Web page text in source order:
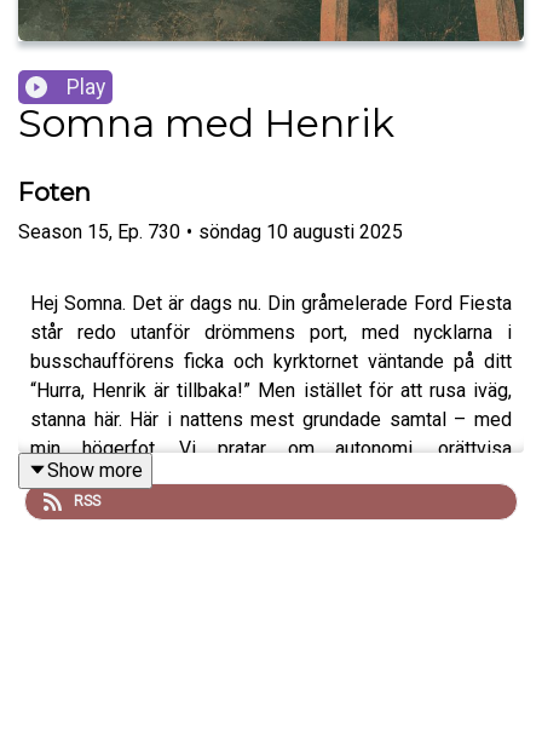
Play
Somna med Henrik
Foten
Season 15, Ep. 730 • söndag 10 augusti 2025
Hej Somna. Det är dags nu. Din gråmelerade Ford Fiesta
står redo utanför drömmens port, med nycklarna i
busschaufförens ficka och kyrktornet väntande på ditt
“Hurra, Henrik är tillbaka!” Men istället för att rusa iväg,
stanna här. Här i nattens mest grundade samtal – med
min högerfot. Vi pratar om autonomi, orättvisa
arbetsfördelningar, strumpor som nylonbaserat helvete,
och måsens irrationella skri. Vi snubblar oss fram genom
Show more
RSS